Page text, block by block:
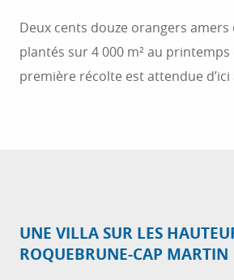
Deux cents douze orangers
plantés sur 4 000 m² au printemps
première récolte est attendue d’ici
UNE VILLA SUR LES
ROQUEBRUNE-CAP MARTIN